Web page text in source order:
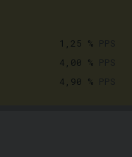
1,25 %
4,00 %
4,90 %